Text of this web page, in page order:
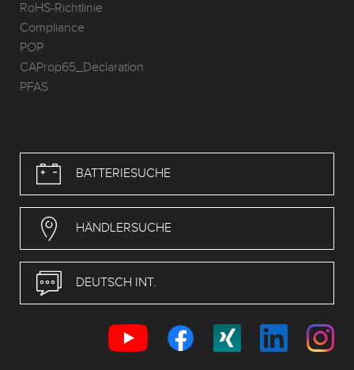
RoHS-Richtlinie
Compliance
POP
CAProp65_Declaration
PFAS
BATTERIESUCHE
HÄNDLERSUCHE
DEUTSCH INT.